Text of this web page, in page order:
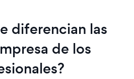
diferencian las
de los